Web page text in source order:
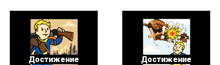
Достижение
Достижение